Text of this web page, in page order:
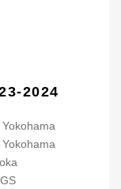
2024